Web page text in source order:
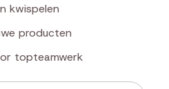
kwispelen
producten
topteamwerk